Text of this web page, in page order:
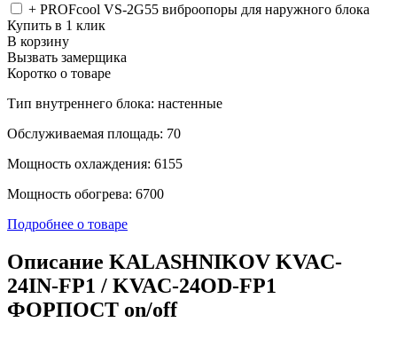
+ PROFcool VS-2G55 виброопоры для наружного блока
Купить в 1 клик
В корзину
Вызвать замерщика
Коротко о товаре
Тип внутреннего блока: настенные
Обслуживаемая площадь: 70
Мощность охлаждения: 6155
Мощность обогрева: 6700
Подробнее о товаре
Описание KALASHNIKOV KVAC-
24IN-FP1 / KVAC-24OD-FP1
ФОРПОСТ on/off